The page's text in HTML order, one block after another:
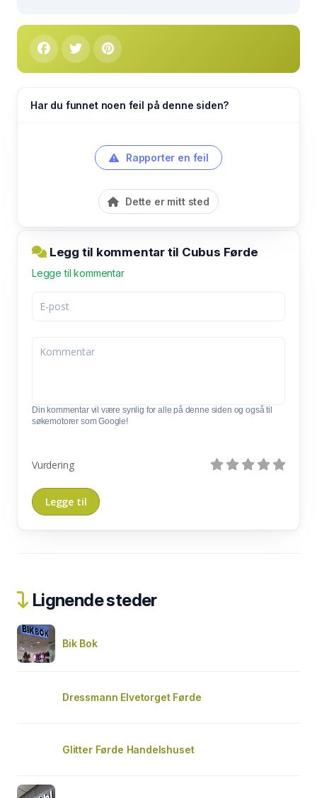
Har du funnet noen feil på denne siden?
Rapporter en feil
Dette er mitt sted
Legg til kommentar til Cubus Førde
Legge til kommentar
Din kommentar vil være synlig for alle på denne siden og også til
søkemotorer som Google!
Vurdering
Lignende steder
Bik Bok
Dressmann Elvetorget Førde
Glitter Førde Handelshuset